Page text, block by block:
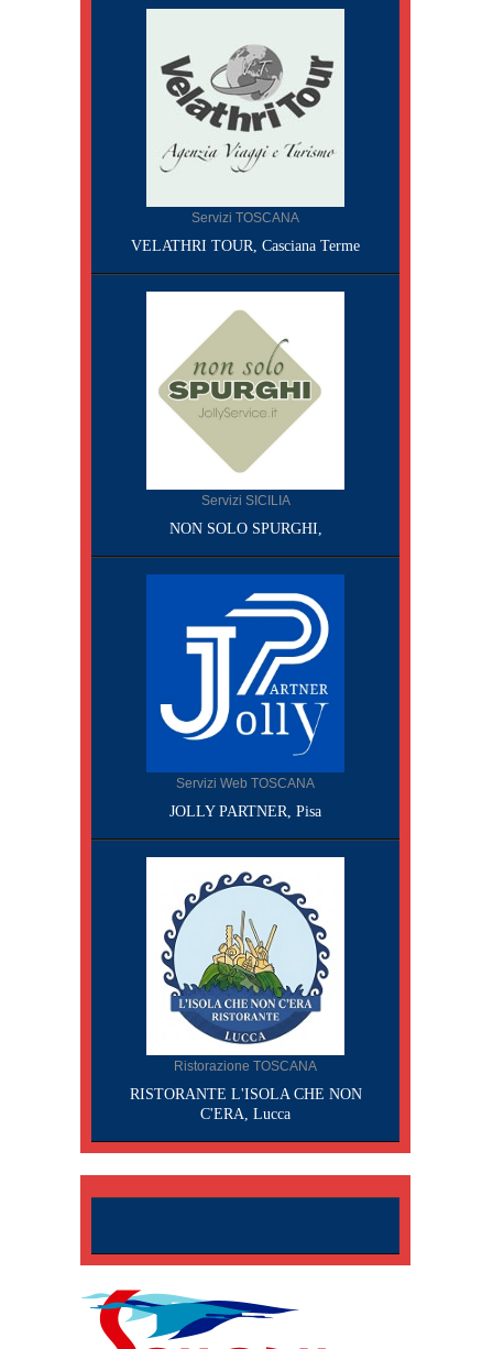
Servizi TOSCANA
VELATHRI TOUR, Casciana Terme
Servizi SICILIA
NON SOLO SPURGHI,
Servizi Web TOSCANA
JOLLY PARTNER, Pisa
Ristorazione TOSCANA
RISTORANTE L'ISOLA CHE NON
C'ERA, Lucca